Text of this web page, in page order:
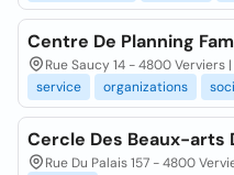
Centre De Planning
Rue Saucy 14 - 4800 Verviers
service
organizations
Cercle Des Beaux-arts
Rue Du Palais 157 - 4800